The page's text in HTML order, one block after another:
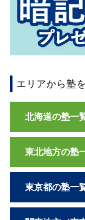
エリアから塾
北海道の塾一
東北地方の塾
東京都の塾一